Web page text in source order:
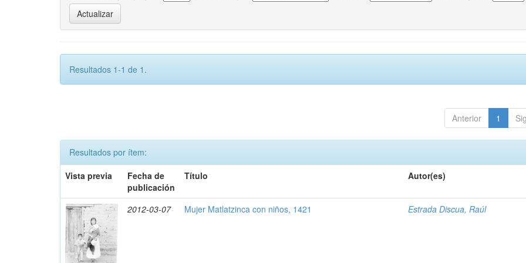
Resultados 1-1 de 1.
Anterior 1
Resultados por ítem:
Vista previa
Fecha de
publicación
Título Autor(es)
2012-03-07 Mujer Matlatzinca con niños, 1421 Estrada Discua, Raúl